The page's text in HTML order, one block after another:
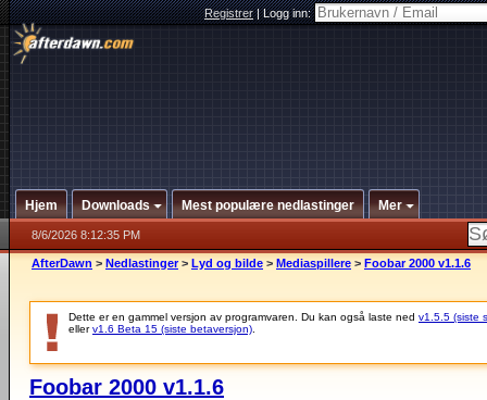
Registrer|Logg inn:
Hjem Downloads Mest populære nedlastinger Mer
8/6/2026 8:12:35 PM
AfterDawn > Nedlastinger > Lyd og bilde > Mediaspillere > Foobar 2000 v1.1.6
Dette er en gammel versjon av programvaren. Du kan også laste ned v1.5.5 (siste
ellerv1.6 Beta 15 (siste betaversjon)
Foobar 2000 v1.1.6